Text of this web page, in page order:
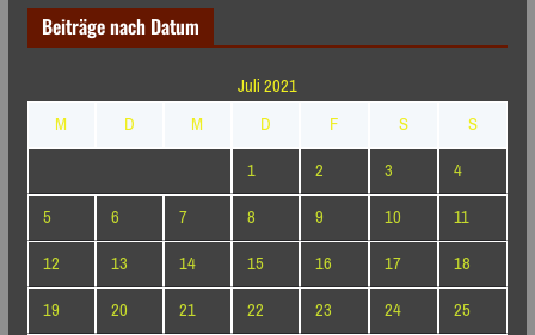
Beiträge nach Datum
Juli 2021
M
D M D F S
S
1
2 3
4
5
6 7 8 9 10
11
12
13 14 15 16 17
18
19
20 21 22 23 24
25